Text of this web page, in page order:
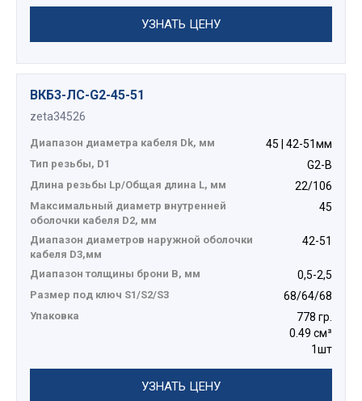
УЗНАТЬ ЦЕНУ
ВКБ3-ЛС-G2-45-51
zeta34526
Диапазон диаметра кабеля Dk, мм 45 | 42-51мм
Тип резьбы, D1 G2-B
Длина резьбы Lp/Общая длина L, мм 22/106
Максимальный диаметр внутренней
оболочки кабеля D2, мм
45
Диапазон диаметров наружной оболочки
кабеля D3,мм
42-51
Диапазон толщины брони В, мм 0,5-2,5
Размер под ключ S1/S2/S3 68/64/68
Упаковка
778 гр.
0.49 см³
1шт
УЗНАТЬ ЦЕНУ